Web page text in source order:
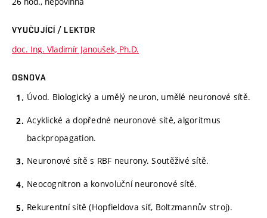
VYUČUJÍCÍ / LEKTOR
doc. Ing. Vladimír Janoušek, Ph.D.
OSNOVA
Úvod. Biologický a umělý neuron, umělé neuronové sítě.
Acyklické a dopředné neuronové sítě, algoritmus
backpropagation.
Neuronové sítě s RBF neurony. Soutěživé sítě.
Neocognitron a konvoluční neuronové sítě.
Rekurentní sítě (Hopfieldova síť, Boltzmannův stroj).